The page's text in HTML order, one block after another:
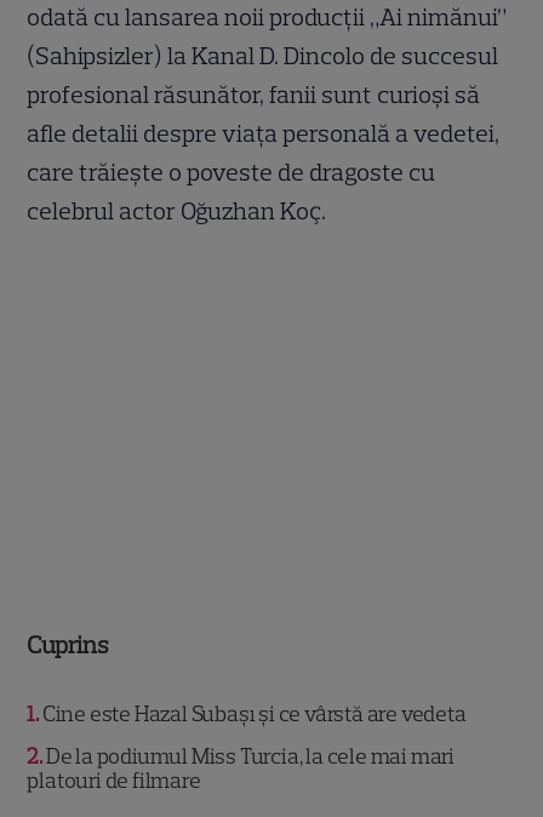
odată cu lansarea noii producții „Ai nimănui”
(Sahipsizler) la Kanal D. Dincolo de succesul
profesional răsunător, fanii sunt curioși să
afle detalii despre viața personală a vedetei,
care trăiește o poveste de dragoste cu
celebrul actor Oğuzhan Koç.
Cuprins
1 Cine este Hazal Subaşı și ce vârstă are vedeta
2 De la podiumul Miss Turcia, la cele mai mari
platouri de filmare